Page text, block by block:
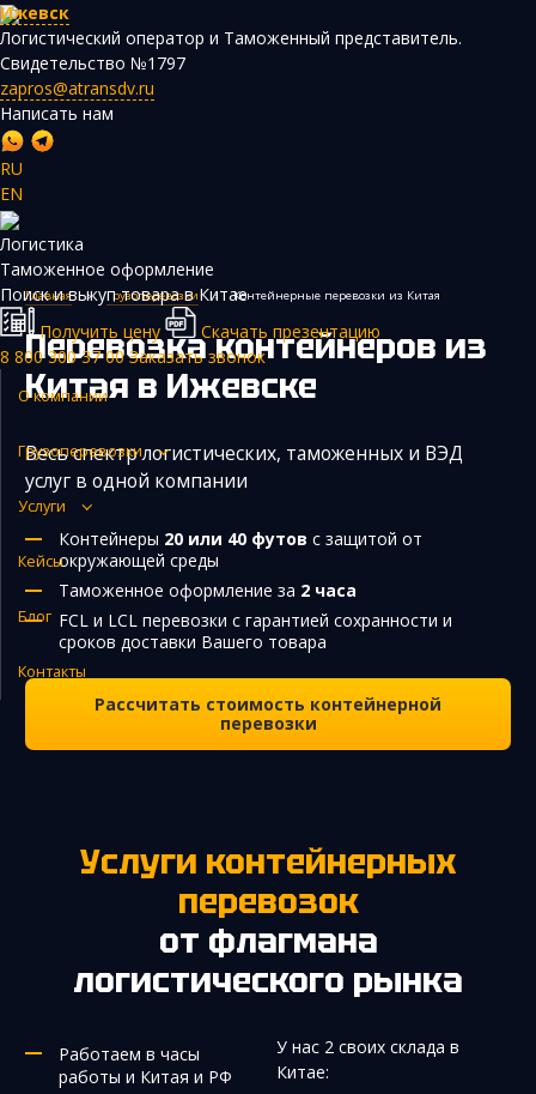
Ижевск
Логистический оператор и Таможенный представитель.
Свидетельство №1797
zapros@atransdv.ru
Написать нам
RU
EN
Логистика
Таможенное оформление
Поиск и выкуп товара в Китае
Получить цену
Скачать презентацию
8 800 300 37 00 Заказать звонок
О компании
Грузоперевозки
Услуги
Кейсы
Блог
Контакты
Авиаперевозки из Китая
Железнодорожные перевозки из Китая
Контейнерные перевозки из Китая
Морские грузоперевозки из Китая
Сборные грузы из Китая
Закупка и поставка товаров из Китая
Поиск поставщика в Китае
Таможенное оформление
Главная › Грузоперевозки › Контейнерные перевозки из Китая
Перевозка контейнеров из
Китая в Ижевске
Весь спектр логистических, таможенных и ВЭД
услуг в одной компании
Контейнеры 20 или 40 футов с защитой от
окружающей среды
Таможенное оформление за 2 часа
FCL и LCL перевозки с гарантией сохранности и
сроков доставки Вашего товара
Рассчитать стоимость контейнерной
перевозки
Услуги контейнерных
перевозок
от флагмана
логистического рынка
Работаем в часы
работы и Китая и РФ
У нас 2 своих склада в
Китае: